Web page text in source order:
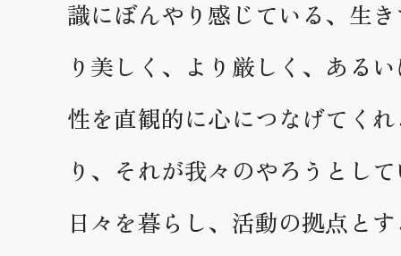
識にぼんやり感じている、生
り美しく、より厳しく、ある
性を直観的に心につなげてく
り、それが我々のやろうとし
日々を暮らし、活動の拠点と